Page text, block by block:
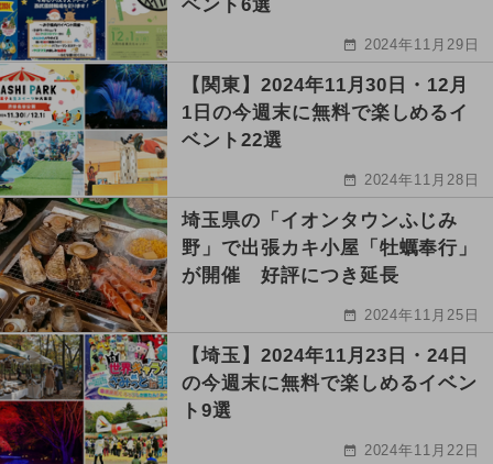
ベント6選
2024年11月29日
【関東】2024年11月30日・12月
1日の今週末に無料で楽しめるイ
ベント22選
2024年11月28日
埼玉県の「イオンタウンふじみ
野」で出張カキ小屋「牡蠣奉行」
が開催 好評につき延長
2024年11月25日
【埼玉】2024年11月23日・24日
の今週末に無料で楽しめるイベン
ト9選
2024年11月22日